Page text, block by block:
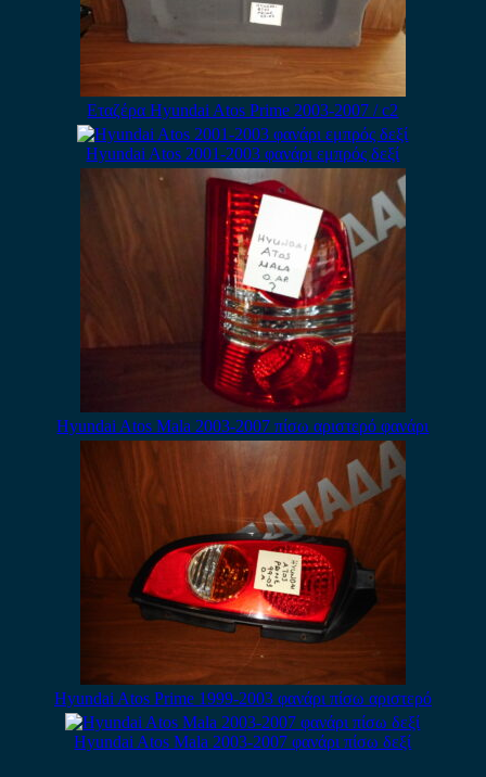
Εταζέρα Hyundai Atos Prime 2003-2007 / c2
Hyundai Atos 2001-2003 φανάρι εμπρός δεξί
Hyundai Atos Mala 2003-2007 πίσω αριστερό φανάρι
Hyundai Atos Prime 1999-2003 φανάρι πίσω αριστερό
Hyundai Atos Mala 2003-2007 φανάρι πίσω δεξί